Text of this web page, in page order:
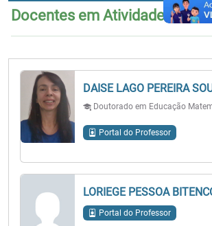
Docentes em Atividade no
DAISE LAGO PEREIRA
Doutorado em Educação
Portal do Professor
LORIEGE PESSOA
Portal do Professor